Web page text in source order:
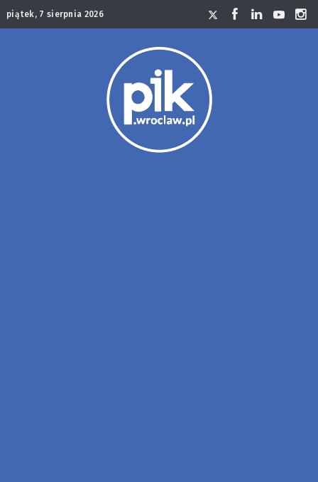
piątek, 7 sierpnia 2026